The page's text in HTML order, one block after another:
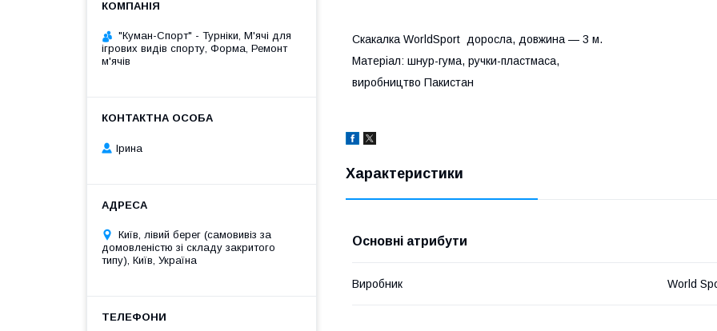
Скакалка WorldSport доросла, довжина — 3 м.
Матеріал: шнур-гума, ручки-пластмаса,
виробництво Пакистан
Характеристики
Основні атрибути
Виробник World
"Куман-Спорт" - Турніки, М'ячі для
ігрових видів спорту, Форма, Ремонт
м'ячів
Ірина
Київ, лівий берег (самовивіз за
домовленістю зі складу закритого
типу), Київ, Україна